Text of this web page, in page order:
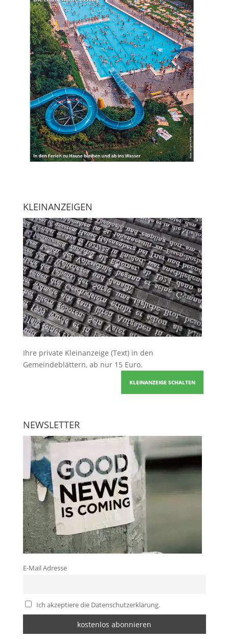
KLEINANZEIGEN
Ihre private Kleinanzeige (Text) in den
Gemeindeblättern, ab nur 15 Euro.
KLEINANZEIGE SCHALTEN
NEWSLETTER
E-Mail Adresse
Ich akzeptiere die Datenschutzerklärung.